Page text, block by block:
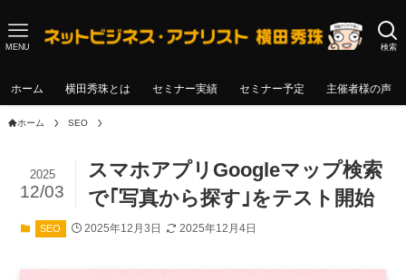
検索
MENU
ホーム 横田秀珠とは セミナー実績 セミナー予定 主催者様の声
ホーム SEO
スマホアプリGoogleマップ検索
で｢写真から探す｣をテスト開始
2025
12/03
SEO 2025年12月3日 2025年12月4日